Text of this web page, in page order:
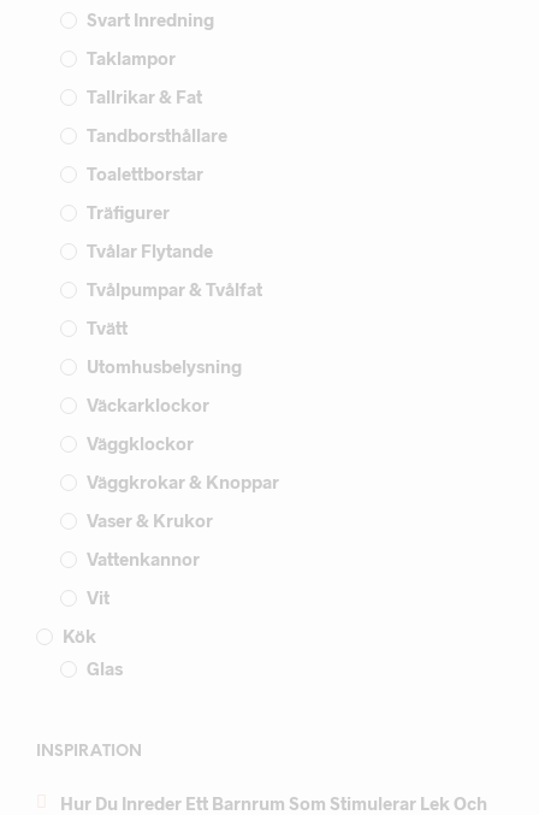
Svart Inredning
Taklampor
Tallrikar & Fat
Tandborsthållare
Toalettborstar
Träfigurer
Tvålar Flytande
Tvålpumpar & Tvålfat
Tvätt
Utomhusbelysning
Väckarklockor
Väggklockor
Väggkrokar & Knoppar
Vaser & Krukor
Vattenkannor
Vit
Kök
Glas
INSPIRATION
Hur Du Inreder Ett Barnrum Som Stimulerar Lek Och